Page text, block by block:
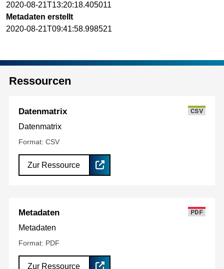
2020-08-21T13:20:18.405011
Metadaten erstellt
2020-08-21T09:41:58.998521
Ressourcen
Datenmatrix CSV
Datenmatrix
Format: CSV
Zur Ressource
Metadaten PDF
Metadaten
Format: PDF
Zur Ressource